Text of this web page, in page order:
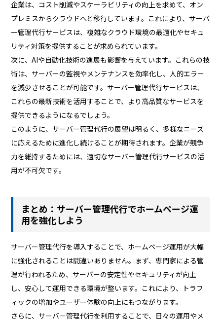
企業は、コスト削減やスケーラビリティの向上を求めて、オン
プレミスからクラウドへと移行しています。これにより、サーバ
ー管理代行サービスは、複雑なクラウド環境の最適化やセキュ
リティ対策を提供することが求められています。
次に、AIや自動化技術の進展も影響を与えています。これらの技
術は、サーバーの監視やメンテナンスを効率化し、人的エラー
を減少させることが可能です。サーバー管理代行サービスは、
これらの最新技術を活用することで、より高品質なサービスを
提供できるようになるでしょう。
このように、サーバー管理代行の展望は明るく、多様なニーズ
に応えるために進化し続けることが期待されます。企業が競争
力を維持するためには、適切なサーバー管理代行サービスの活
用が不可欠です。
まとめ：サーバー管理代行でホームページ運
用を強化しよう
サーバー管理代行を導入することで、ホームページ運用が大幅
に強化されることは間違いありません。まず、専門家による管
理が行われるため、サーバーの安定性やセキュリティが向上
し、安心して運用できる環境が整います。これにより、トラフ
ィックの増加やユーザー体験の向上にもつながります。
さらに、サーバー管理代行を利用することで、日々の運用やメ